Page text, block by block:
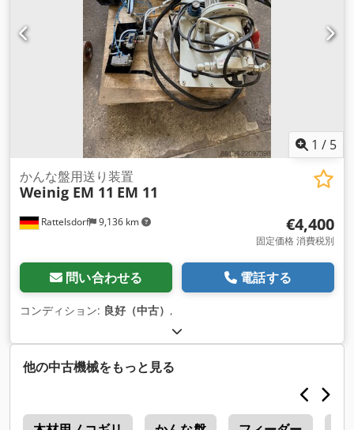
1 / 5
Rattelsdorf 9,136 km
かんな盤用送り装置
Weinig EM 11 EM 11
€4,400
固定価格 消費税別
問い合わせる 電話する
コンディション: 良好（中古） ,
他の中古機械をもっと見る